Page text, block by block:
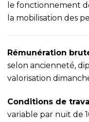
le fonctionnement
la mobilisation des
Rémunération
selon ancienneté,
valorisation
Conditions de
variable par nuit de